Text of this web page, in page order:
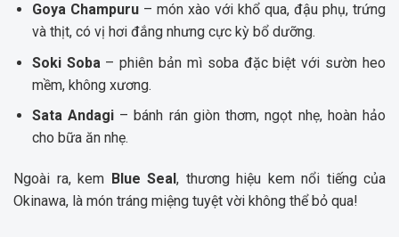
Goya Champuru– món xào với khổ qua, đậu phụ, trứng
và thịt, có vị hơi đắng nhưng cực kỳ bổ dưỡng.
Soki Soba – phiên bản mì soba đặc biệt với sườn heo
mềm, không xương.
Sata Andagi – bánh rán giòn thơm, ngọt nhẹ, hoàn hảo
cho bữa ăn nhẹ.
Ngoài ra, kem Blue Seal, thương hiệu kem nổi tiếng của
Okinawa, là món tráng miệng tuyệt vời không thể bỏ qua!